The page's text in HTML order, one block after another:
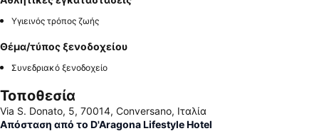
Υγιεινός τρόπος ζωής
Θέμα/τύπος ξενοδοχείου
Συνεδριακό ξενοδοχείο
Τοποθεσία
Via S. Donato, 5, 70014, Conversano, Ιταλία
Απόσταση από το D'Aragona Lifestyle Hotel